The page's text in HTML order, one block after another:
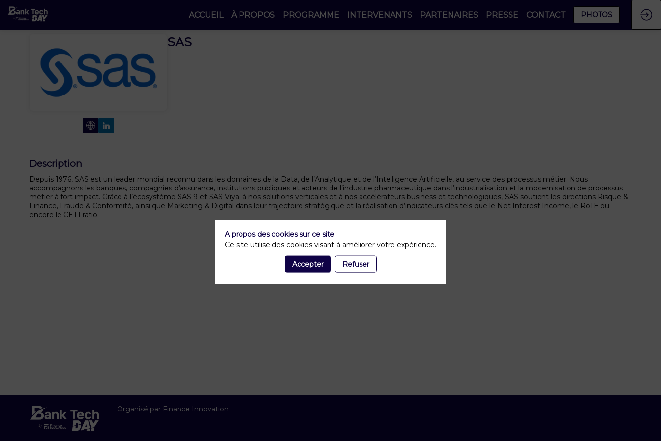
ACCUEIL À PROPOS PROGRAMME INTERVENANTS PARTENAIRES PRESSE CONTACT PHOTOS
SAS
Description
Depuis 1976, SAS est un leader mondial reconnu dans les domaines de la Data, de l’Analytique et de l’Intelligence Artificielle, au service des processus métier. Nous
accompagnons les banques, compagnies d’assurance, institutions publiques et acteurs de l’industrie pharmaceutique dans l’industrialisation et la modernisation de processus
métier à fort impact. Grâce à l’écosystème SAS 9 et SAS Viya, à nos solutions verticales et à nos accélérateurs business et technologiques, SAS soutient les directions Risque &
Finance, Fraude & Conformité, ainsi que Marketing & Digital dans leur trajectoire stratégique et la réalisation d’indicateurs clés tels que le Net Interest Income, le RoTE ou
encore le CET1 ratio.
Organisé par Finance Innovation
A propos des cookies sur ce site
Ce site utilise des cookies visant à améliorer votre expérience.
Accepter Refuser